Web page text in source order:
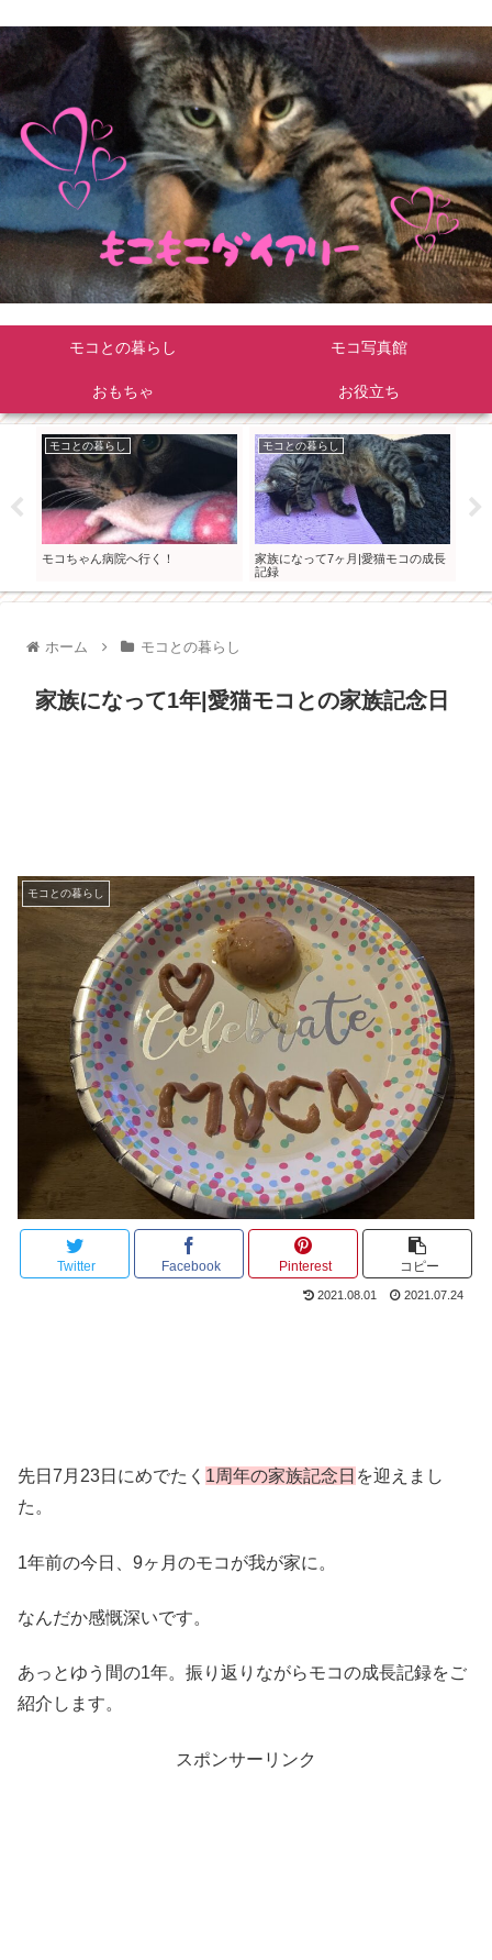
モコとの暮らし モコ写真館
おもちゃ お役立ち
モコとの暮らし
モコちゃん病院へ行く！
モコとの暮らし
家族になって7ヶ月|愛猫モコの成長
記録
ホーム モコとの暮らし
家族になって1年|愛猫モコとの家族記念日
モコとの暮らし
Twitter Facebook Pinterest コピー
2021.08.01 2021.07.24
先日7月23日にめでたく 1周年の家族記念日 を迎えまし
た。
1年前の今日、9ヶ月のモコが我が家に。
なんだか感慨深いです。
あっとゆう間の1年。振り返りながらモコの成長記録をご
紹介します。
スポンサーリンク